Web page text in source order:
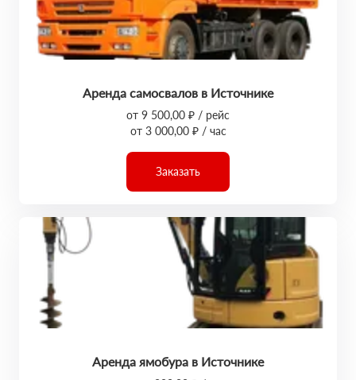
Аренда самосвалов в Источнике
от 9 500,00 ₽ / рейс
от 3 000,00 ₽ / час
Заказать
Аренда ямобура в Источнике